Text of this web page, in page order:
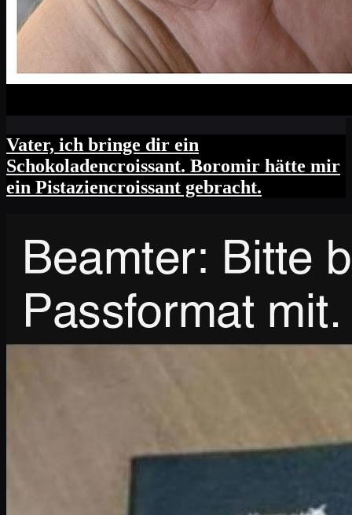
Vater, ich bringe dir ein
Schokoladencroissant. Boromir hätte mir
ein Pistaziencroissant gebracht.